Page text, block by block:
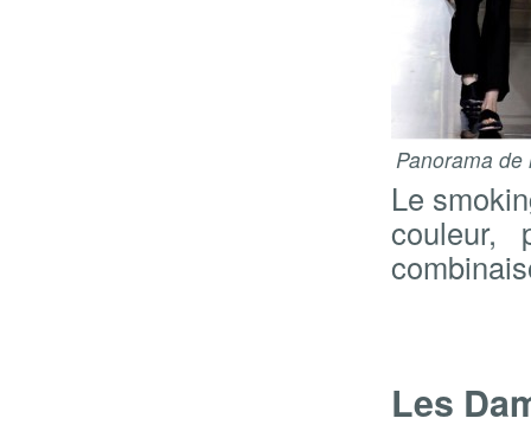
Panorama
Le
couleur,
Les